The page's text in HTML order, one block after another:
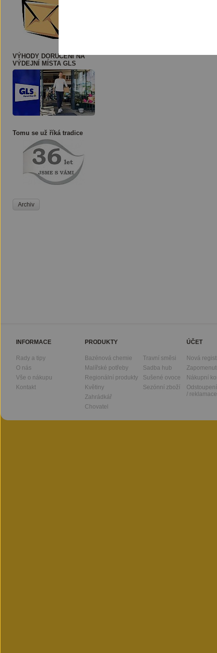
VÝHODY DORUČENÍ NA
VÝDEJNÍ MÍSTA GLS
Tomu se už říká tradice
Archiv
INFORMACE PRODUKTY ÚČET
Rady a tipy
O nás
Vše o nákupu
Kontakt
Bazénová chemie
Malířské potřeby
Regionální produkty
Květiny
Zahrádkář
Chovatel
Travní směsi
Sadba hub
Sušené ovoce
Sezónní zboží
Nová
Nákupní
/ reklamace